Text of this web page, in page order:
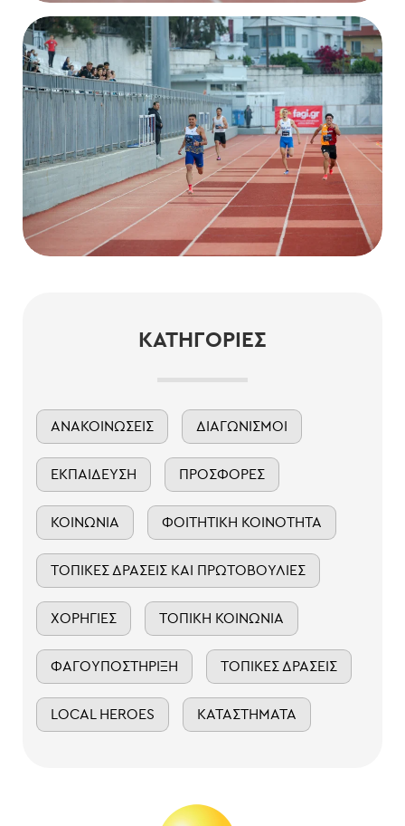
ΚΑΤΗΓΟΡΊΕΣ
ΑΝΑΚΟΙΝΏΣΕΙΣ ΔΙΑΓΩΝΙΣΜΟΊ
ΕΚΠΑΊΔΕΥΣΗ ΠΡΟΣΦΟΡΈΣ
ΚΟΙΝΩΝΊΑ ΦΟΙΤΗΤΙΚΉ ΚΟΙΝΌΤΗΤΑ
ΤΟΠΙΚΈΣ ΔΡΆΣΕΙΣ ΚΑΙ ΠΡΩΤΟΒΟΥΛΊΕΣ
ΧΟΡΗΓΊΕΣ ΤΟΠΙΚΉ ΚΟΙΝΩΝΊΑ
ΦΑΓΟΥΠΟΣΤΉΡΙΞΗ ΤΟΠΙΚΈΣ ΔΡΆΣΕΙΣ
LOCAL HEROES ΚΑΤΑΣΤΉΜΑΤΑ